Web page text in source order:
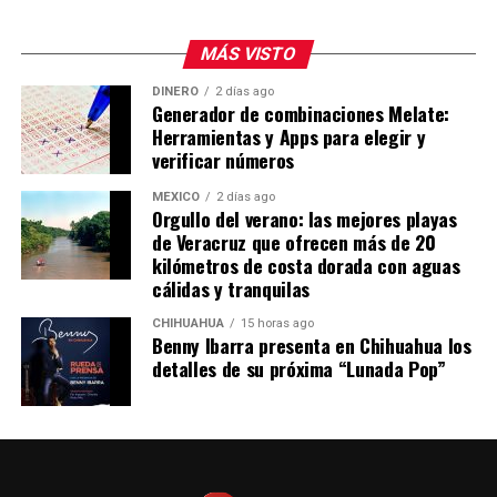
MÁS VISTO
DINERO 2 días ago
Generador de combinaciones Melate:
Herramientas y Apps para elegir y
verificar números
MÉXICO 2 días ago
Orgullo del verano: las mejores playas
de Veracruz que ofrecen más de 20
kilómetros de costa dorada con aguas
cálidas y tranquilas
CHIHUAHUA 15 horas ago
Benny Ibarra presenta en Chihuahua los
detalles de su próxima “Lunada Pop”